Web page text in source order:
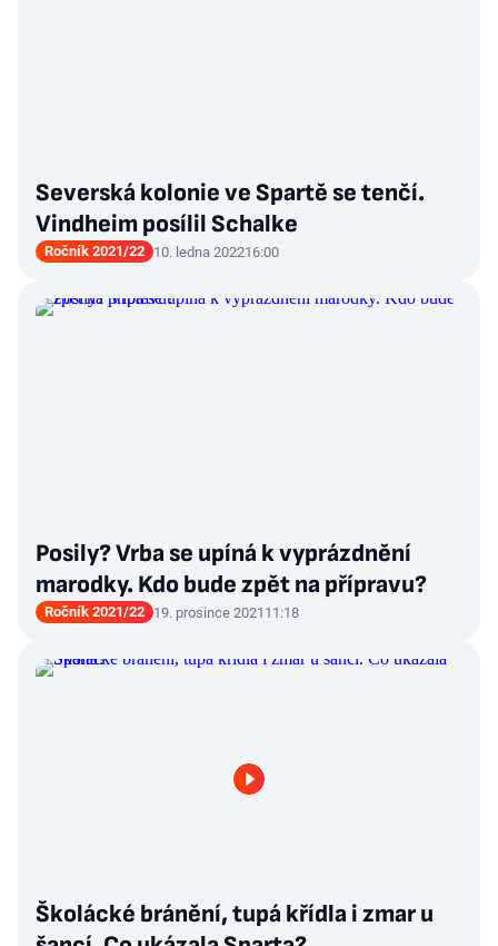
Severská kolonie ve Spartě se tenčí.
Vindheim posílil Schalke
Ročník 2021/22 10. ledna 202216:00
Posily? Vrba se upíná k vyprázdnění
marodky. Kdo bude zpět na přípravu?
Ročník 2021/22 19. prosince 2021 11:18
Školácké bránění, tupá křídla i zmar u